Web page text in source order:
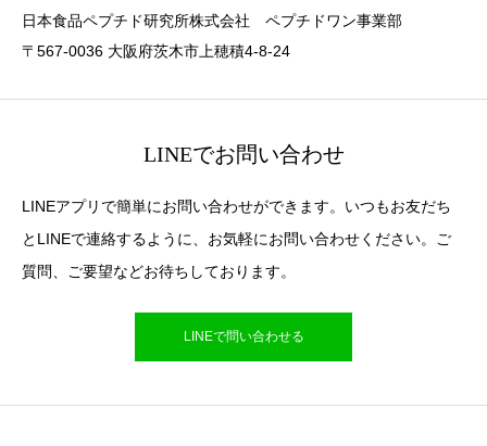
日本食品ペプチド研究所株式会社 ペプチドワン事業部
〒567-0036 大阪府茨木市上穂積4-8-24
LINEでお問い合わせ
LINEアプリで簡単にお問い合わせができます。いつもお友だち
とLINEで連絡するように、お気軽にお問い合わせください。ご
質問、ご要望などお待ちしております。
LINEで問い合わせる